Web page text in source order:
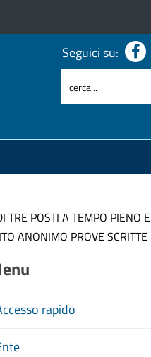
Seguici su:
TRE POSTI A TEMPO PIENO E
ANONIMO PROVE SCRITTE
rapido